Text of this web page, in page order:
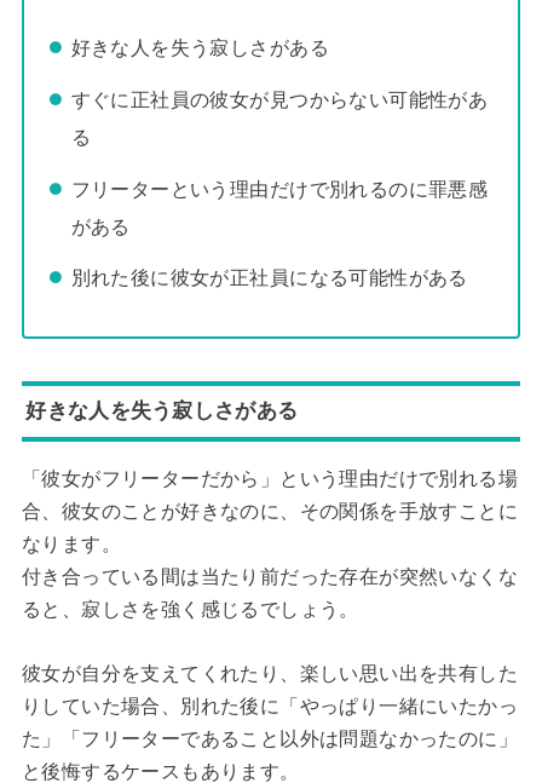
好きな人を失う寂しさがある
すぐに正社員の彼女が見つからない可能性があ
る
フリーターという理由だけで別れるのに罪悪感
がある
別れた後に彼女が正社員になる可能性がある
好きな人を失う寂しさがある
「彼女がフリーターだから」という理由だけで別れる場
合、彼女のことが好きなのに、その関係を手放すことに
なります。
付き合っている間は当たり前だった存在が突然いなくな
ると、寂しさを強く感じるでしょう。
彼女が自分を支えてくれたり、楽しい思い出を共有した
りしていた場合、別れた後に「やっぱり一緒にいたかっ
た」「フリーターであること以外は問題なかったのに」
と後悔するケースもあります。